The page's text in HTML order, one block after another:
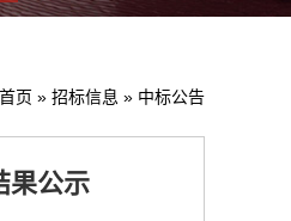
页 » 招标信息 » 中标公告
果公示